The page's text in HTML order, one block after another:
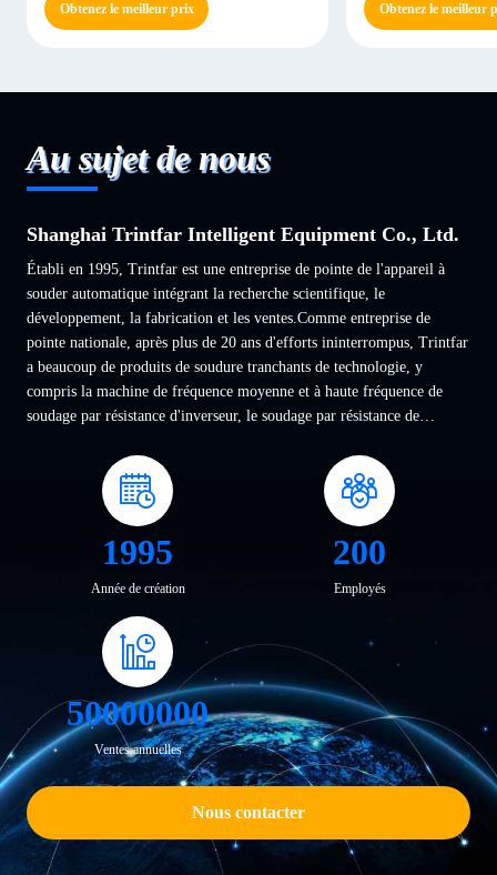
Obtenez le meilleur prix Obtenez le meilleur
Au sujet de nous
Shanghai Trintfar Intelligent Equipment Co., Ltd.
Établi en 1995, Trintfar est une entreprise de pointe de l'appareil à
souder automatique intégrant la recherche scientifique, le
développement, la fabrication et les ventes.Comme entreprise de
pointe nationale, après plus de 20 ans d'efforts ininterrompus, Trintfar
a beaucoup de produits de soudure tranchants de technologie, y
compris la machine de fréquence moyenne et à haute fréquence de
soudage par résistance d'inverseur, le soudage par résistance de
1995
Année de création
200
Employés
50000000
Ventes annuelles
Nous contacter